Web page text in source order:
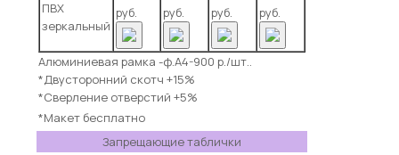
ПВХ
зеркальный
руб.
руб.
руб.
руб.
Алюминиевая рамка -ф.А4-900 р./шт..
*Двусторонний скотч +15%
*Сверление отверстий +5%
*Макет бесплатно
Запрещающие таблички